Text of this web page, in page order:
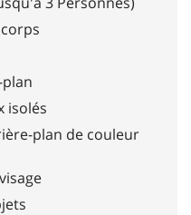
isolés
plan de couleur